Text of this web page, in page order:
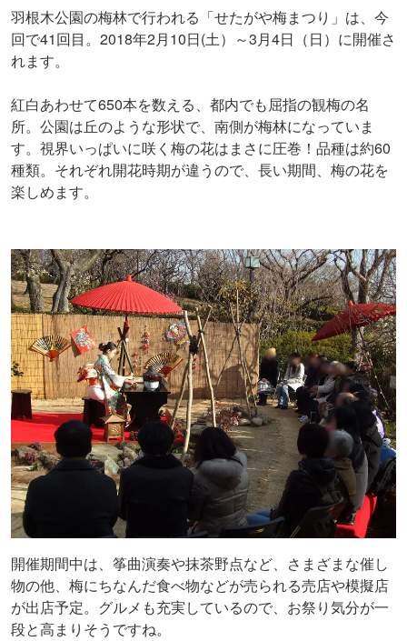
羽根木公園の梅林で行われる「せたがや梅まつり」は、今
回で41回目。2018年2月10日(土）～3月4日（日）に開催さ
れます。
紅白あわせて650本を数える、都内でも屈指の観梅の名
所。公園は丘のような形状で、南側が梅林になっていま
す。視界いっぱいに咲く梅の花はまさに圧巻！品種は約60
種類。それぞれ開花時期が違うので、長い期間、梅の花を
楽しめます。
開催期間中は、筝曲演奏や抹茶野点など、さまざまな催し
物の他、梅にちなんだ食べ物などが売られる売店や模擬店
が出店予定。グルメも充実しているので、お祭り気分が一
段と高まりそうですね。